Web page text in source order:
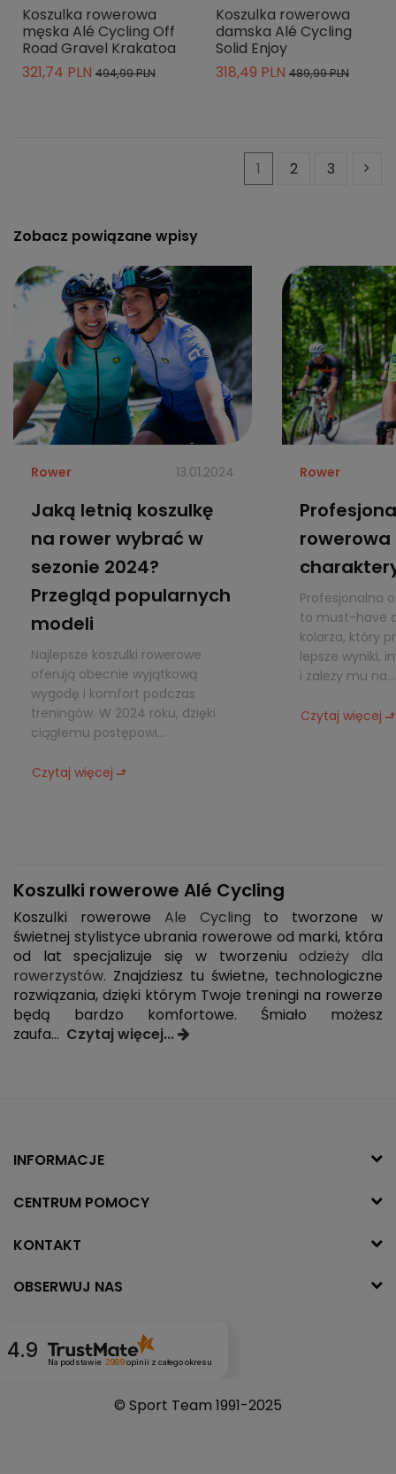
Koszulka rowerowa
męska Alé Cycling Off
Road Gravel Krakatoa
321,74 PLN 494,99 PLN
Koszulka rowerowa
damska Alé Cycling
Solid Enjoy
318,49 PLN 489,99 PLN
1 2 3
Zobacz powiązane wpisy
Rower 13.01.2024
Jaką letnią koszulkę
na rower wybrać w
sezonie 2024?
Przegląd popularnych
modeli
Najlepsze koszulki rowerowe
oferują obecnie wyjątkową
wygodę i komfort podczas
treningów. W 2024 roku, dzięki
ciągłemu postępowi...
Czytaj więcej
Rower
rowerowa
Profesjonalna
to must-have
kolarza, który
lepsze wyniki,
i zależy mu na...
Czytaj więcej
Koszulki rowerowe Alé Cycling
Koszulki rowerowe Ale Cycling to tworzone w
świetnej stylistyce ubrania rowerowe od marki, która
od lat specjalizuje się w tworzeniuodzieży dla
rowerzystów. Znajdziesz tu świetne, technologiczne
rozwiązania, dzięki którym Twoje treningi na rowerze
będą bardzo komfortowe. Śmiało możesz
zaufa... Czytaj więcej...
INFORMACJE
CENTRUM POMOCY
KONTAKT
OBSERWUJ NAS
4.9 Na podstawie 2989opinii z całego okresu
© Sport Team 1991-2025